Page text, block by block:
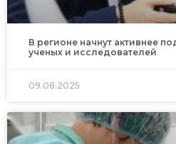
В регионе начнут активнее
ученых и исследователей
09.08.2025